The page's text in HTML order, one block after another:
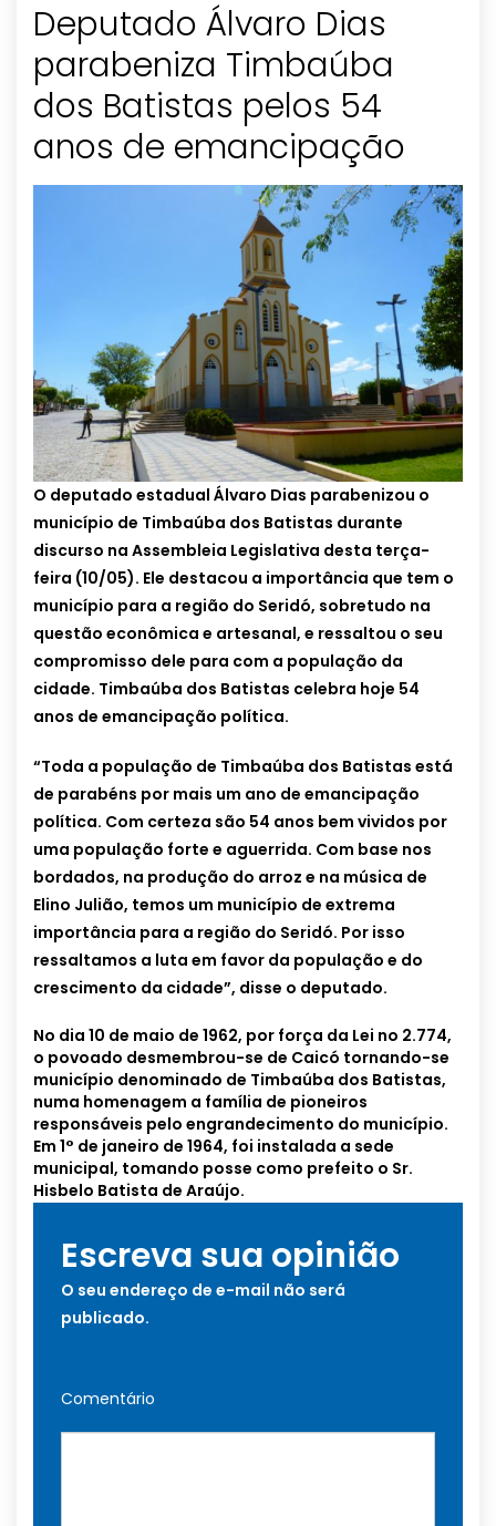
Deputado Álvaro Dias
parabeniza Timbaúba
dos Batistas pelos 54
O deputado estadual Álvaro Dias parabenizou o
município de Timbaúba dos Batistas durante
discurso na Assembleia Legislativa desta terça-
feira (10/05). Ele destacou a importância que tem o
município para a região do Seridó, sobretudo na
questão econômica e artesanal, e ressaltou o seu
compromisso dele para com a população da
cidade. Timbaúba dos Batistas celebra hoje 54
anos de emancipação política.
“Toda a população de Timbaúba dos Batistas está
de parabéns por mais um ano de emancipação
política. Com certeza são 54 anos bem vividos por
uma população forte e aguerrida. Com base nos
bordados, na produção do arroz e na música de
Elino Julião, temos um município de extrema
importância para a região do Seridó. Por isso
ressaltamos a luta em favor da população e do
crescimento da cidade”, disse o deputado.
No dia 10 de maio de 1962, por força da Lei no 2.774,
o povoado desmembrou-se de Caicó tornando-se
município denominado de Timbaúba dos Batistas,
numa homenagem a família de pioneiros
responsáveis pelo engrandecimento do município.
Em 1° de janeiro de 1964, foi instalada a sede
municipal, tomando posse como prefeito o Sr.
Hisbelo Batista de Araújo.
Escreva sua opinião
O seu endereço de e-mail não será
publicado.
Comentário